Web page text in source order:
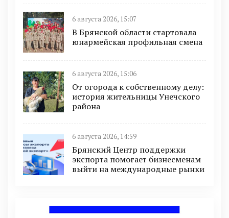
6 августа 2026, 15:07
В Брянской области стартовала
юнармейская профильная смена
6 августа 2026, 15:06
От огорода к собственному делу:
история жительницы Унечского
района
6 августа 2026, 14:59
Брянский Центр поддержки
экспорта помогает бизнесменам
выйти на международные рынки